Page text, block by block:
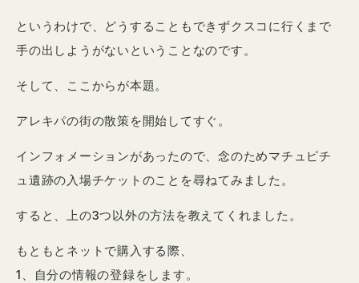
というわけで、どうすることもできずクスコに行くまで
手の出しようがないということなのです。
そして、ここからが本題。
アレキパの街の散策を開始してすぐ。
インフォメーションがあったので、念のためマチュピチ
ュ遺跡の入場チケットのことを尋ねてみました。
すると、上の3つ以外の方法を教えてくれました。
もともとネットで購入する際、
1、自分の情報の登録をします。